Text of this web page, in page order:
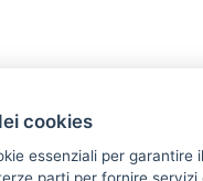
cookies
essenziali per garantire